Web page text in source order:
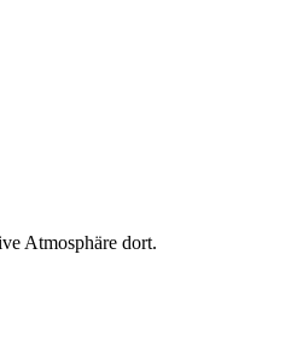
Atmosphäre dort.